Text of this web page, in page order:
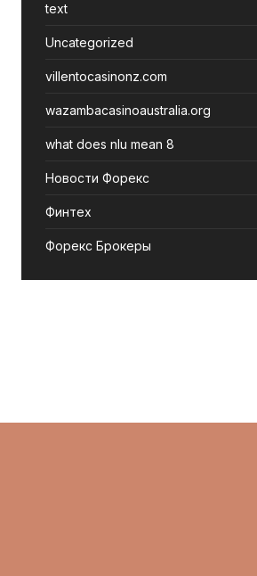
text
Uncategorized
villentocasinonz.com
wazambacasinoaustralia.org
what does nlu mean 8
Новости Форекс
Финтех
Форекс Брокеры